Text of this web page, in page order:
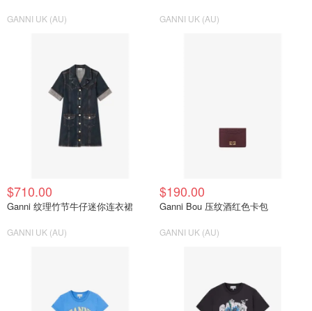
GANNI UK (AU) GANNI UK (AU)
$710.00
Ganni 纹理竹节牛仔迷你连衣裙
GANNI UK (AU)
$190.00
Ganni Bou 压纹酒红色卡包
GANNI UK (AU)